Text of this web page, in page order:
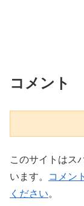
コメント
このサイトはス
います。
コメン
ください。